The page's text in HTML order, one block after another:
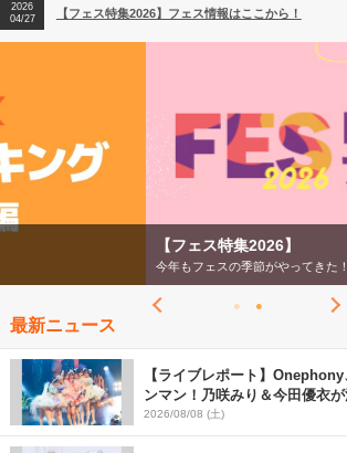
2026
04/27
【フェス特集2026】フェス情報はここから！
2026
【ライブ動員ランキング】2026年上半期編発表！
今年もフェスの季節がやってきた！
最新ニュース
【ライブレポート】
ンマン！乃咲みり＆今田優衣
Onephony新体制1st Oneman
＞
2026/08/08 (土)